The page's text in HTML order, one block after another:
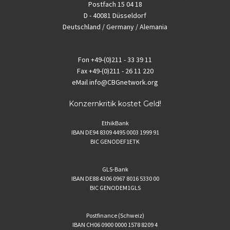
Postfach 15 04 18
D - 40081 Düsseldorf
Deutschland / Germany / Alemania
Fon +49-(0)211 - 33 39 11
Fax+49-(0)211 - 26 11 220
eMailinfo@CBGnetwork.org
Konzernkritik kostet Geld!
EthikBank
IBAN DE94 8309 4495 0003 1999 91
BIC GENODEF1ETK
GLS-Bank
IBAN DE88 4306 0967 8016 5330 00
BIC GENODEM1GLS
Postfinance (Schweiz)
IBAN CH06 0900 0000 1578 8209 4